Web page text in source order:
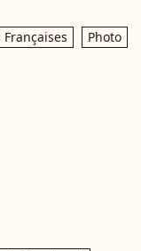
Photo